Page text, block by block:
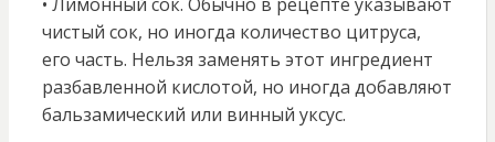
чистый сок, но иногда количество цитруса,
его часть. Нельзя заменять этот ингредиент
разбавленной кислотой, но иногда добавляют
бальзамический или винный уксус.